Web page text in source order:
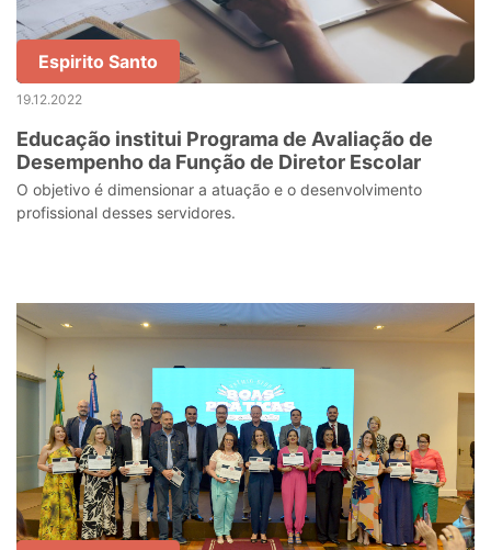
Espirito Santo
19.12.2022
Educação institui Programa de Avaliação de
Desempenho da Função de Diretor Escolar
O objetivo é dimensionar a atuação e o desenvolvimento
profissional desses servidores.